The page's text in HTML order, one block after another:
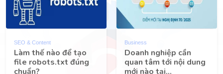
SEO & Content
Làm thế nào để tạo
file robots.txt đúng
chuẩn?
Business
Doanh nghiệp cần
quan tâm tới nội dung
mới nào tại...